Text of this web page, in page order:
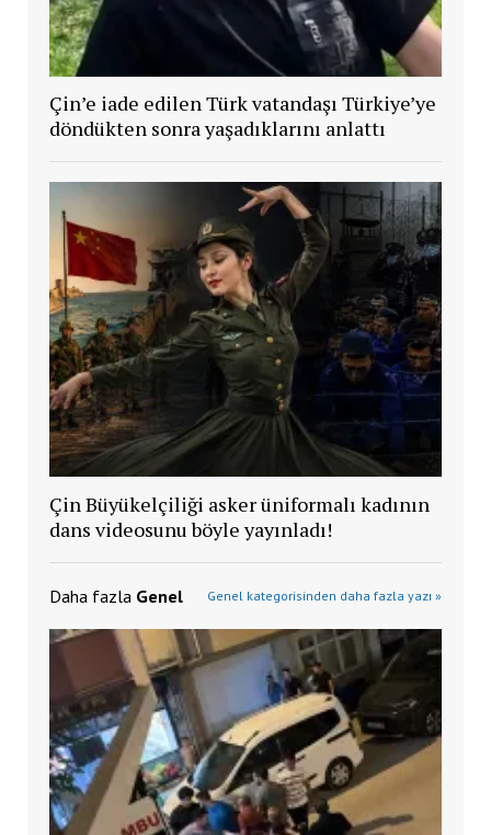
Çin’e iade edilen Türk vatandaşı Türkiye’ye
döndükten sonra yaşadıklarını anlattı
Çin Büyükelçiliği asker üniformalı kadının
dans videosunu böyle yayınladı!
Daha fazla Genel Genel kategorisinden daha fazla yazı »